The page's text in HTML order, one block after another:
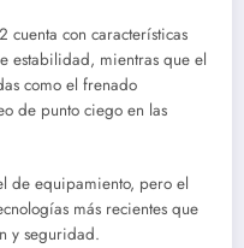
cuenta con características
estabilidad, mientras que el
como el frenado
de punto ciego en las
de equipamiento, pero el
más recientes que
y seguridad.